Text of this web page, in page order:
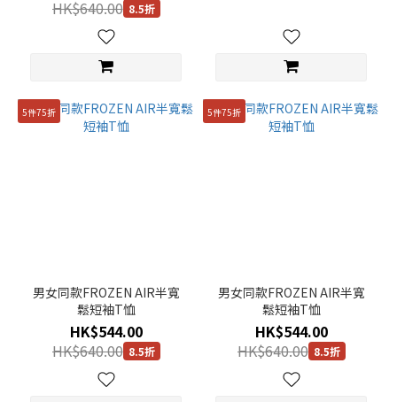
HK$640.00 8.5折
5件75折
男女同款FROZEN AIR半寬
鬆短袖T恤
HK$544.00
HK$640.00 8.5折
5件75折
男女同款FROZEN AIR半寬
鬆短袖T恤
HK$544.00
HK$640.00 8.5折